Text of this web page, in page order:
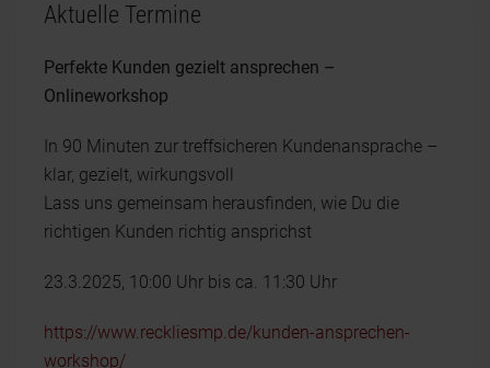
Aktuelle Termine
Perfekte Kunden gezielt ansprechen –
Onlineworkshop
In 90 Minuten zur treffsicheren Kundenansprache –
klar, gezielt, wirkungsvoll
Lass uns gemeinsam herausfinden, wie Du die
richtigen Kunden richtig ansprichst
23.3.2025, 10:00 Uhr bis ca. 11:30 Uhr
https://www.reckliesmp.de/kunden-ansprechen-
workshop/